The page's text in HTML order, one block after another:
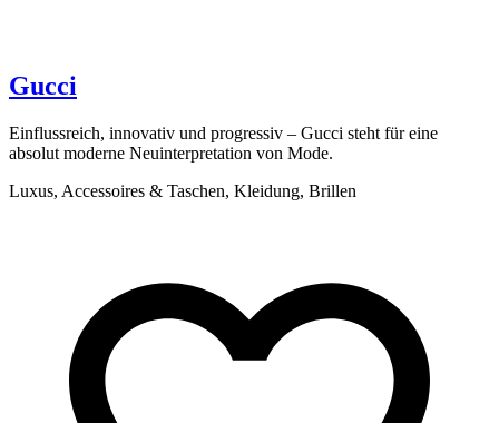
Gucci
Einflussreich, innovativ und progressiv – Gucci steht für eine
absolut moderne Neuinterpretation von Mode.
Luxus, Accessoires & Taschen, Kleidung, Brillen